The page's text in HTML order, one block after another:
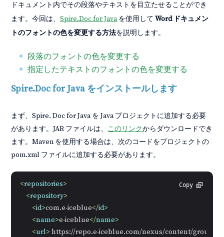
ドキュメント内でその段落やテキストを目立たせることができ
ます。今回は、Spire.Doc for Javaを使用してWord ドキュメン
トのフォントの色を変更する方法を説明します。
段落のフォントの色を変更する
指定したテキストのフォントの色を変更する
Spire.Doc for Java をインストールします
まず、Spire. Doc for Java を Java プロジェクトに追加する必要
があります。JAR ファイルは、 このリンクからダウンロードでき
ます。Maven を使用する場合は、次のコードをプロジェクトの
pom.xml ファイルに追加する必要があります。
Copy
<repositories>
<repository>
<id>com.e-iceblue</id>
<name>e-iceblue</name>
<url> https://repo.e-iceblue.com/nexus/content/groups/